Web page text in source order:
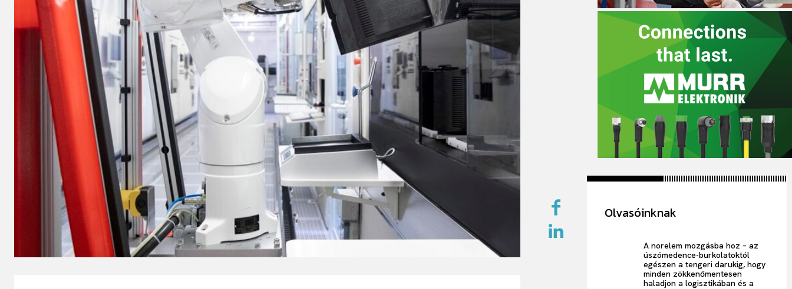
Olvasóinknak
A norelem mozgásba hoz – az
úszómedence-burkolatoktól
egészen a tengeri darukig, hogy
minden zökkenőmentesen
haladjon a logisztikában és a